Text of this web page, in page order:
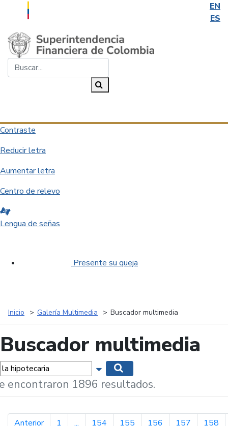
EN
ES
Saltar al contenido principal
Contraste
Reducir letra
Aumentar letra
Centro de relevo
Lengua de señas
Presente su queja
Inicio Galería Multimedia Buscador multimedia
Buscador multimedia
Mostrar opciones de búsqueda
encontraron 1896 resultados.
Anteriorpágina anterior
1 ... 154 155 156 157 158